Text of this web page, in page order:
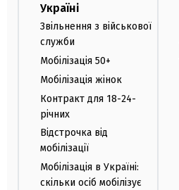
Україні
Звільнення з військової
служби
Мобілізація 50+
Мобілізація жінок
Контракт для 18-24-
річних
Відстрочка від
мобілізації
Мобілізація в Україні:
скільки осіб мобілізує